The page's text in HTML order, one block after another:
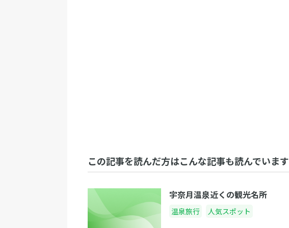
この記事を読んだ方はこんな記事も読んでいます
宇奈月温泉近くの観光名所
温泉旅行 人気スポット